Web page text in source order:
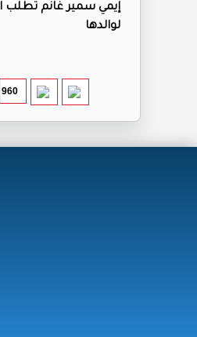
إيمي سمير غانم تطلب
لوالدها
960